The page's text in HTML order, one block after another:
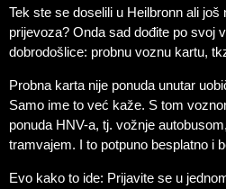
Tek ste se doselili u Heilbronn ali
prijevoza? Onda sad dođite po svoj
dobrodošlice: probnu voznu kartu,
Probna karta nije ponuda unutar
Samo ime to već kaže. S tom
ponuda HNV-a, tj. vožnje
tramvajem. I to potpuno besplatno i
Evo kako to ide: Prijavite se u